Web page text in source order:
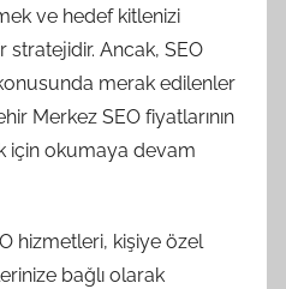
ve hedef kitlenizi
stratejidir. Ancak, SEO
merak edilenler
Merkez SEO fiyatlarının
için okumaya devam
hizmetleri, kişiye özel
bağlı olarak